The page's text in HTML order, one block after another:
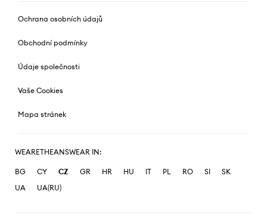
Ochrana osobních údajů
Obchodní podmínky
Údaje společnosti
Vaše Cookies
Mapa stránek
WEARETHEANSWEAR IN:
BG CY CZ GR HR HU IT PL RO SI
SK
UA
UA(RU)